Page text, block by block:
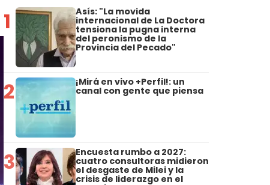
1 Asís: "La movida
internacional de La Doctora
tensiona la pugna interna
del peronismo de la
Provincia del Pecado"
2 ¡Mirá en vivo +Perfil!: un
canal con gente que piensa
3 Encuesta rumbo a 2027:
cuatro consultoras midieron
el desgaste de Milei y la
crisis de liderazgo en el